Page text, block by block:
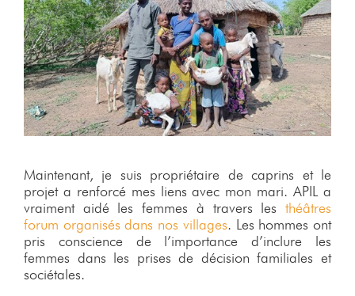
Maintenant, je suis propriétaire de caprins et le
projet a renforcé mes liens avec mon mari. APIL a
vraiment aidé les femmes à travers les théâtres
forum organisés dans nos villages. Les hommes ont
pris conscience de l’importance d’inclure les
femmes dans les prises de décision familiales et
sociétales.